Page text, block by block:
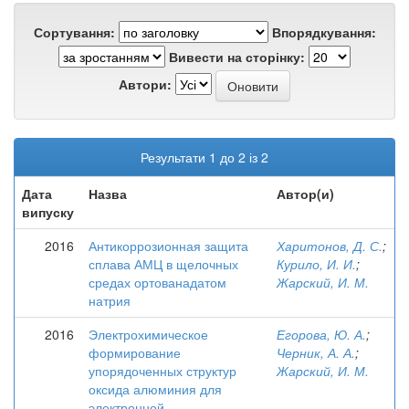
Сортування:
Впорядкування:
Вивести на сторінку:
Автори:
Результати 1 до 2 із 2
Дата
випуску
Назва Автор(и)
2016
Антикоррозионная защита
сплава АМЦ в щелочных
средах ортованадатом
натрия
Харитонов, Д. С.;
Курило, И. И.;
Жарский, И. М.
2016
Электрохимическое
формирование
упорядоченных структур
оксида алюминия для
Егорова, Ю. А.;
Черник, А. А.;
Жарский, И. М.